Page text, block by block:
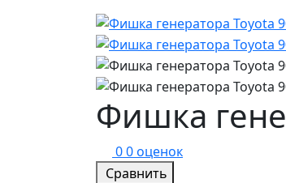
Фишка
00 оценок
Сравнить